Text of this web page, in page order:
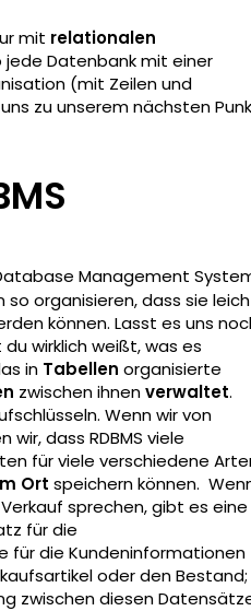
mit relationalen
jede Datenbank mit einer
(mit Zeilen und
zu unserem nächsten
Management
so organisieren, dass sie
können. Lasst es uns
wirklich weißt, was es
in Tabellen organisierte
zwischen ihnenverwaltet.
Wenn wir von
dass RDBMS viele
für viele verschiedene
Ort speichern können.
sprechen, gibt es eine
für die
für die Kundeninformationen
oder den Bestand;
zwischen diesen